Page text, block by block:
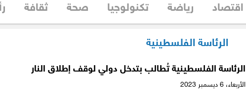
اقتصاد رياضة تكنولوجيا صحة ثقافة
الرئاسة الفلسطينية
الرئاسة الفلسطينية تُطالب بتدخل دولي لوقف إطلاق النار
الأربعاء،